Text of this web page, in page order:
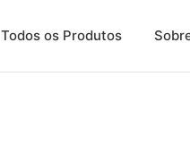
Todos os Produtos